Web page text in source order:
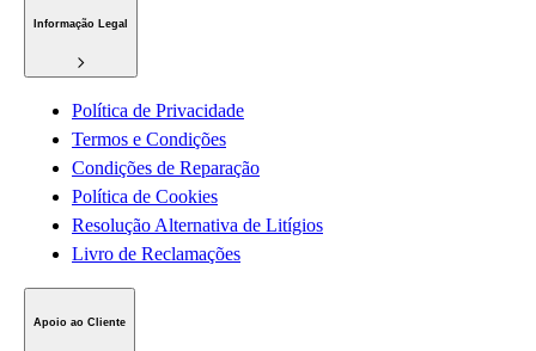
Informação Legal
Política de Privacidade
Termos e Condições
Condições de Reparação
Política de Cookies
Resolução Alternativa de Litígios
Livro de Reclamações
Apoio ao Cliente